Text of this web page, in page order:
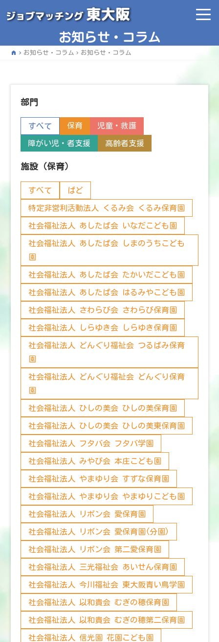
お知らせ・コラム
home お知らせ・コラム お知らせ・コラム
部門
すべて 保育 児童・救護
障がい児・者支援 高齢者支援
施設（保育）
すべて ぱど
特定非営利活動法人 くるみ会 くるみ保育園
社会福祉法人 あしたば会 いなだこども園
社会福祉法人 あしたば会 しまのうちこども
園
社会福祉法人 あしたば会 たかいだこども園
社会福祉法人 あしたば会 はるみやこども園
社会福祉法人 さわらび会 さわらび保育園
社会福祉法人 しらゆき会 しらゆき保育園
社会福祉法人 どんぐり福祉会 つるばみ保育
園
社会福祉法人 どんぐり福祉会 どんぐり保育
園
社会福祉法人 ひしの美会 ひしの美保育園
社会福祉法人 ひしの美会 ひしの美東保育園
社会福祉法人 フタバ会 フタバ学園
社会福祉法人 みやび会 本庄こども園
社会福祉法人 やまゆり会 すずな保育園
社会福祉法人 やまゆり会 やまゆりこども園
社会福祉法人 リボン会 愛保育園
社会福祉法人 リボン会 愛保育園(分園)
社会福祉法人 リボン会 第二愛保育園
社会福祉法人 三光福祉会 あいせん保育園
社会福祉法人 今川福祉会 東大阪青い鳥学園
社会福祉法人 以和貴会 むぎの穂保育園
社会福祉法人 以和貴会 むぎの穂第二保育園
社会福祉法人 信光園 花園こども園